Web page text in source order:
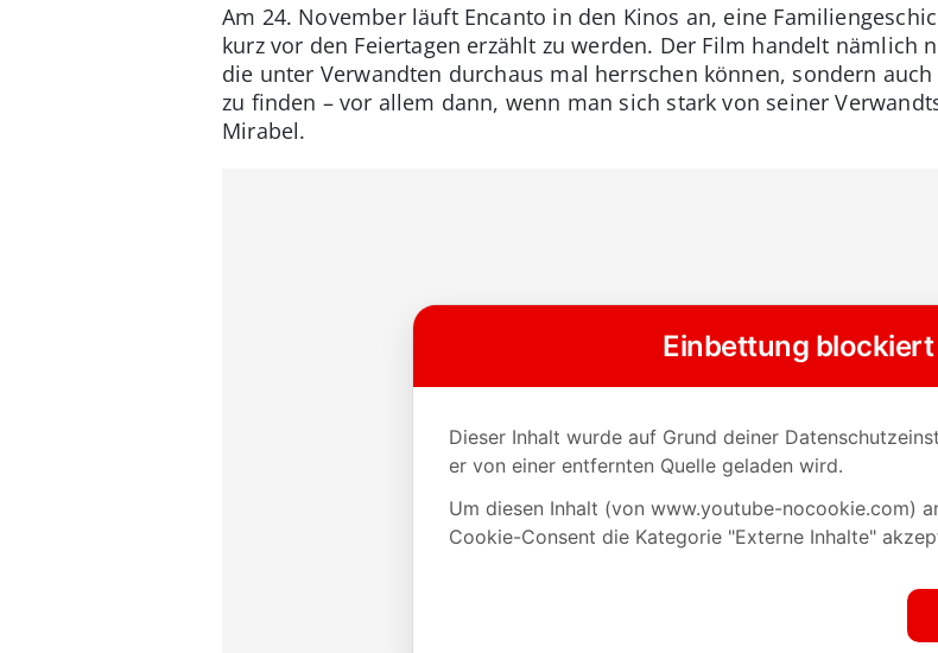
Am 24. November läuft Encanto in den Kinos an, eine
kurz vor den Feiertagen erzählt zu werden. Der Film handelt nämlich
die unter Verwandten durchaus mal herrschen können, sondern
zu finden – vor allem dann, wenn man sich stark von seiner
Mirabel.